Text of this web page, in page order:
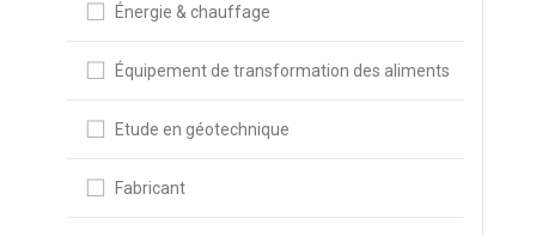
Énergie & chauffage
Équipement de transformation des aliments
Etude en géotechnique
Fabricant